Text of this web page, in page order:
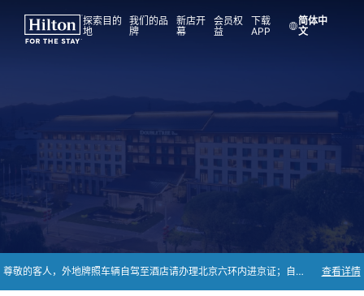
探索目的
地
我们的品
牌
新店开
幕
会员权
益
下载
APP
简体中
文
尊敬的客人，外地牌照车辆自驾至酒店请办理北京六环内进京证；自2025年3月15日起停车场将收取停车费【对住店、用餐及会议客人免费】； 如需任何协助，可随时致电010 6016 8888联络前台，祝您旅途愉快！ 查看详情